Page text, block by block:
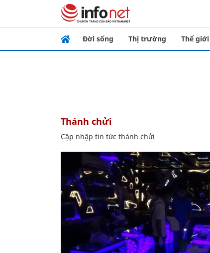
Đời sống Thị trường Thế giới
thánh chửi
Cập nhập tin tức thánh chửi